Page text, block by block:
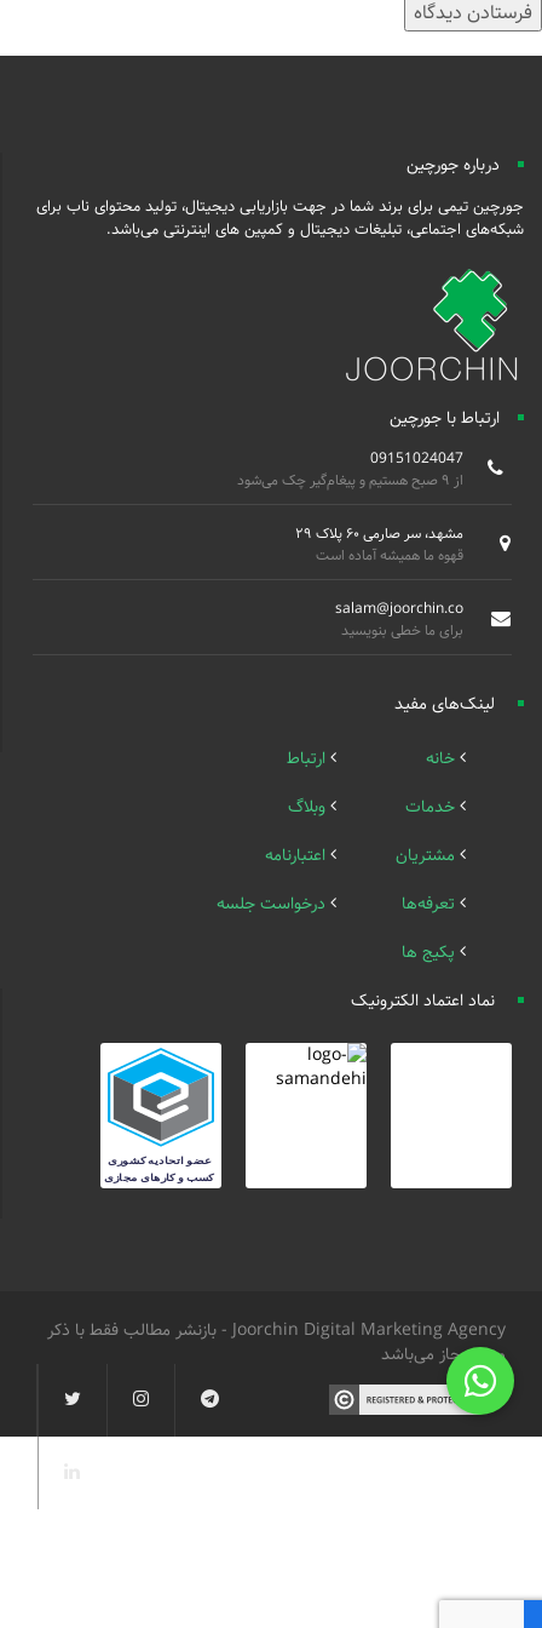
درباره جورچین
جورچین تیمی برای برند شما در جهت بازاریابی دیجیتال، تولید محتوای ناب برای
شبکه‌های اجتماعی، تبلیغات دیجیتال و کمپین های اینترنتی می‌باشد.
ارتباط با جورچین
09151024047
مشهد، سر صارمی ۶۰ پلاک ۲۹
قهوه ما همیشه آماده است
salam@joorchin.co
برای ما خطی بنویسید
لینک‌های مفید
خانه
خدمات
مشتریان
تعرفه‌ها
پکیج ها
ارتباط
وبلاگ
اعتبارنامه
درخواست جلسه
نماد اعتماد الکترونیک
Joorchin Digital Marketing Agency - بازنشر مطالب فقط با ذکر
منبع مجاز می‌باشد